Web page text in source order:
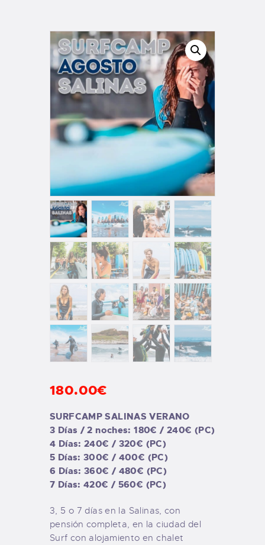
PEDIDOS
180.00€
SURFCAMP SALINAS VERANO
3 Días / 2 noches: 180€ / 240€ (PC)
4 Días: 240€ / 320€ (PC)
5 Días: 300€ / 400€ (PC)
6 Días: 360€ / 480€ (PC)
7 Días: 420€ / 560€ (PC)
3, 5 o 7 días en la Salinas, con
pensión completa, en la ciudad del
Surf con alojamiento en chalet